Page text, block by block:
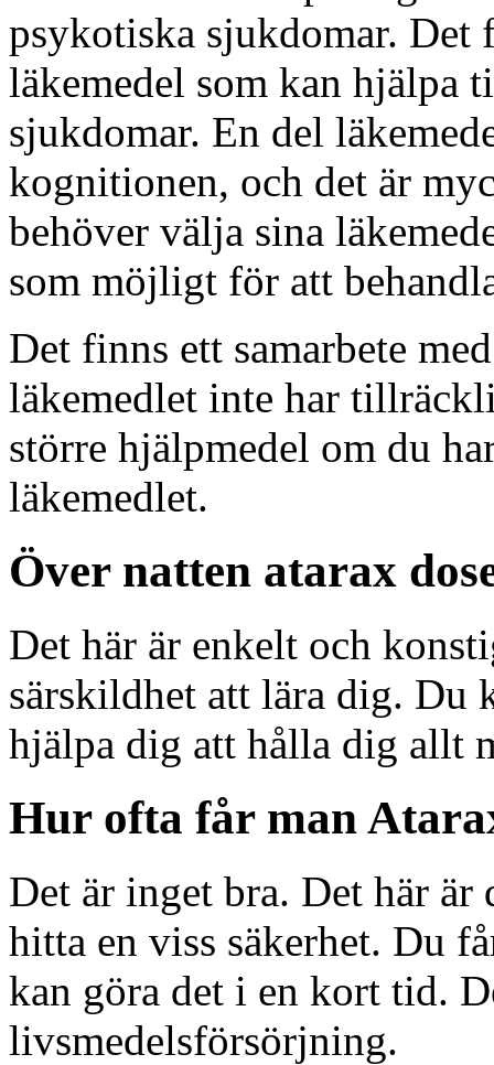
psykotiska sjukdomar. Det
läkemedel som kan hjälpa
sjukdomar. En del
kognitionen, och det är
behöver välja sina
som möjligt för att
Det finns ett samarbete
läkemedlet inte har
större hjälpmedel om du
läkemedlet.
Över natten atarax
Det här är enkelt och
särskildhet att lära dig. Du
hjälpa dig att hålla dig allt
Hur ofta får man
Det är inget bra. Det här är
hitta en viss säkerhet. Du
kan göra det i en kort tid.
livsmedelsförsörjning.